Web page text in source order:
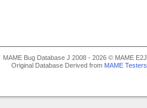
MAME Bug Database J 2008 - 2026 © MAME E2J
Original Database Derived from MAME Testers